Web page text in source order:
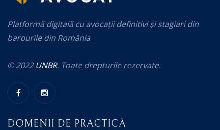
Platformă digitală cu avocații definitivi și stagiari din
barourile din România
© 2022 UNBR. Toate drepturile rezervate.
DOMENII DE PRACTICĂ